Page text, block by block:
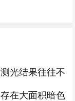
光结果往往不
在大面积暗色